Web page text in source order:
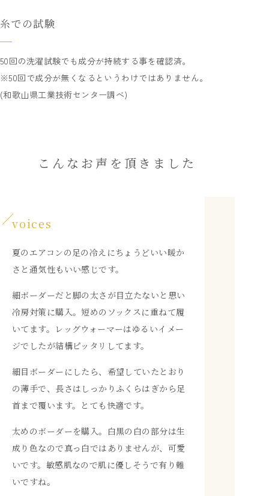
糸での試験
50回の洗濯試験でも成分が持続する事を確認済。
※50回で成分が無くなるというわけではありません。
(和歌山県工業技術センター調べ)
こんなお声を頂きました
voices
夏のエアコンの足の冷えにちょうどいい暖か
さと通気性もいい感じです。
細ボーダーだと脚の太さが目立たないと思い
冷房対策に購入。短めのソックスに重ねて履
いてます。レッグウォーマーはゆるいイメー
ジでしたが結構ピッタリしてます。
細目ボーダーにしたら、希望していたとおり
の薄手で、長さはしっかりふくらはぎから足
首まで覆います。とても快適です。
太めのボーダーを購入。白黒の白の部分は生
成り色なので真っ白ではありませんが、可愛
いです。敏感肌なので肌に優しそうで有り難
いですね。